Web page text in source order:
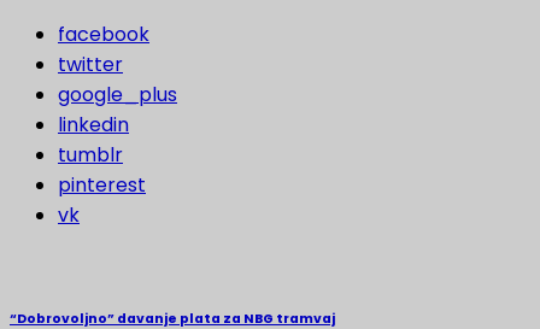
facebook
twitter
google_plus
linkedin
tumblr
pinterest
vk
“Dobrovoljno” davanje plata za NBG tramvaj